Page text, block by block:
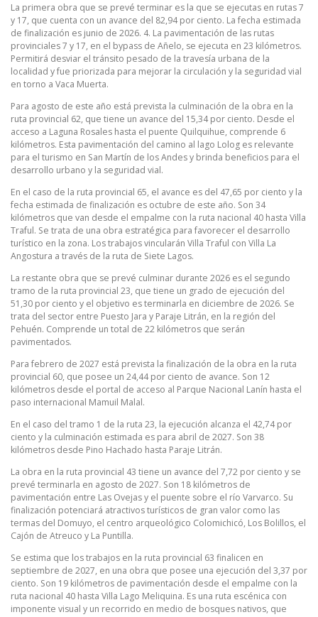
La primera obra que se prevé terminar es la que se ejecutas en rutas 7
y 17, que cuenta con un avance del 82,94 por ciento. La fecha estimada
de finalización es junio de 2026. 4. La pavimentación de las rutas
provinciales 7 y 17, en el bypass de Añelo, se ejecuta en 23 kilómetros.
Permitirá desviar el tránsito pesado de la travesía urbana de la
localidad y fue priorizada para mejorar la circulación y la seguridad vial
en torno a Vaca Muerta.
Para agosto de este año está prevista la culminación de la obra en la
ruta provincial 62, que tiene un avance del 15,34 por ciento. Desde el
acceso a Laguna Rosales hasta el puente Quilquihue, comprende 6
kilómetros. Esta pavimentación del camino al lago Lolog es relevante
para el turismo en San Martín de los Andes y brinda beneficios para el
desarrollo urbano y la seguridad vial.
En el caso de la ruta provincial 65, el avance es del 47,65 por ciento y la
fecha estimada de finalización es octubre de este año. Son 34
kilómetros que van desde el empalme con la ruta nacional 40 hasta Villa
Traful. Se trata de una obra estratégica para favorecer el desarrollo
turístico en la zona. Los trabajos vincularán Villa Traful con Villa La
Angostura a través de la ruta de Siete Lagos.
La restante obra que se prevé culminar durante 2026 es el segundo
tramo de la ruta provincial 23, que tiene un grado de ejecución del
51,30 por ciento y el objetivo es terminarla en diciembre de 2026. Se
trata del sector entre Puesto Jara y Paraje Litrán, en la región del
Pehuén. Comprende un total de 22 kilómetros que serán
pavimentados.
Para febrero de 2027 está prevista la finalización de la obra en la ruta
provincial 60, que posee un 24,44 por ciento de avance. Son 12
kilómetros desde el portal de acceso al Parque Nacional Lanín hasta el
paso internacional Mamuil Malal.
En el caso del tramo 1 de la ruta 23, la ejecución alcanza el 42,74 por
ciento y la culminación estimada es para abril de 2027. Son 38
kilómetros desde Pino Hachado hasta Paraje Litrán.
La obra en la ruta provincial 43 tiene un avance del 7,72 por ciento y se
prevé terminarla en agosto de 2027. Son 18 kilómetros de
pavimentación entre Las Ovejas y el puente sobre el río Varvarco. Su
finalización potenciará atractivos turísticos de gran valor como las
termas del Domuyo, el centro arqueológico Colomichicó, Los Bolillos, el
Cajón de Atreuco y La Puntilla.
Se estima que los trabajos en la ruta provincial 63 finalicen en
septiembre de 2027, en una obra que posee una ejecución del 3,37 por
ciento. Son 19 kilómetros de pavimentación desde el empalme con la
ruta nacional 40 hasta Villa Lago Meliquina. Es una ruta escénica con
imponente visual y un recorrido en medio de bosques nativos, que